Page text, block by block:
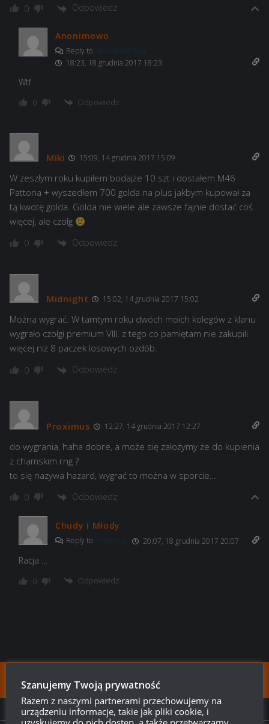
0 Odpowiedz
Anonimowo
Reply to demolka69nysa
18:23, 18 grudnia 2017 18:23
Wtf
0 Odpowiedz
Miki 15:09, 14 grudnia 2017 15:09
W zeszłym roku kupiłem bodajże 10 szt i dostałem M46
Pattona + wyszedłem 700 golda na plus jakbym kupował za
tą kwotę golda. Golda nie wiele ale zawsze fajnie dostać coś
więcej, ale czołg
0 Odpowiedz
Midnight 15:02, 14 grudnia 2017 15:02
Można wygrać. W tamtym roku dwóch moich kolegów z klanu
wygrało czołgi premium VIII. z tego co pamiętam nie zakupili
więcej niż 8 paczek losowych ozdób.
0 Odpowiedz
Proximus 12:27, 14 grudnia 2017 12:27
do wygrania, haha dobre, a może się założymy że do kupienia
z chamskim rng ?
to się nazywa hazard, wygrać to można w sporcie…
0 Odpowiedz
Chudy i Młody
Reply to Proximus 20:07, 18 grudnia 2017 20:07
Racja …
0 Odpowiedz
FOLLOW:
NEXT STORY
Szanujemy Twoją prywatność
Razem z naszymi partnerami przechowujemy na
urządzeniu informacje, takie jak pliki cookie, i